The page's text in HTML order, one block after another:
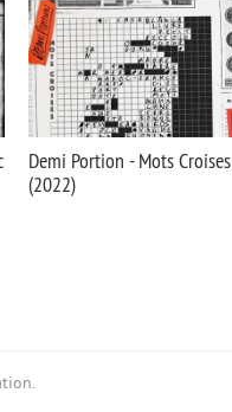
Demi Portion - Mots Croises
(2022)